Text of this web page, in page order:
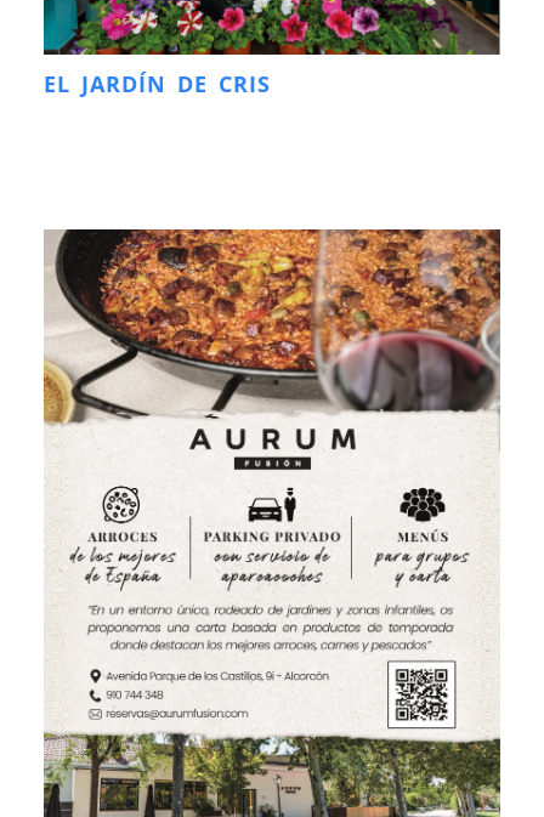
EL JARDÍN DE CRIS